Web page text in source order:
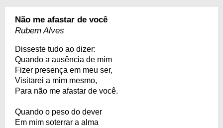
Não me afastar de você
Rubem Alves
Disseste tudo ao dizer:
Quando a ausência de mim
Fizer presença em meu ser,
Visitarei a mim mesmo,
Para não me afastar de você.
Quando o peso do dever
Em mim soterrar a alma